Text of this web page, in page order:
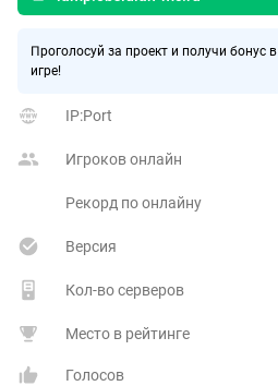
Проголосуй за проект и получи бонус в
игре!
IP:Port
Игроков онлайн
Рекорд по онлайну
Версия
Кол-во серверов
Место в рейтинге
Голосов